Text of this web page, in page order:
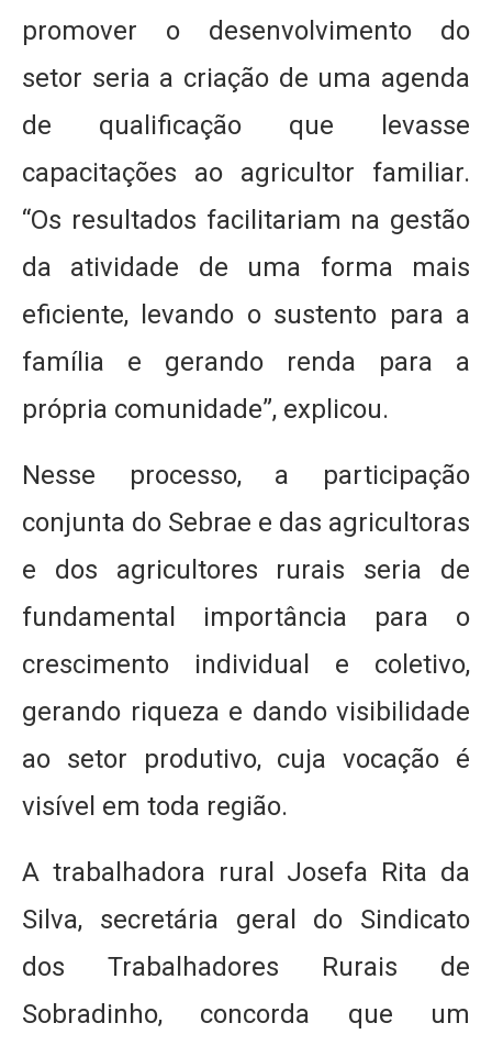
promover o desenvolvimento do
setor seria a criação de uma agenda
de qualificação que levasse
capacitações ao agricultor familiar.
“Os resultados facilitariam na gestão
da atividade de uma forma mais
eficiente, levando o sustento para a
família e gerando renda para a
própria comunidade”, explicou.
Nesse processo, a participação
conjunta do Sebrae e das agricultoras
e dos agricultores rurais seria de
fundamental importância para o
crescimento individual e coletivo,
gerando riqueza e dando visibilidade
ao setor produtivo, cuja vocação é
visível em toda região.
A trabalhadora rural Josefa Rita da
Silva, secretária geral do Sindicato
dos Trabalhadores Rurais de
Sobradinho, concorda que um